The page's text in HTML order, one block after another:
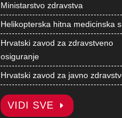
Ministarstvo zdravstva
Helikopterska hitna medicinska
Hrvatski zavod za zdravstveno
osiguranje
Hrvatski zavod za javno
VIDI SVE